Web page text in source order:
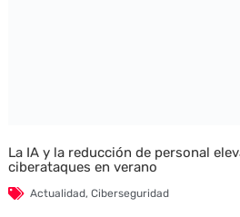
La IA y la reducción de personal
ciberataques en verano
Actualidad, Ciberseguridad